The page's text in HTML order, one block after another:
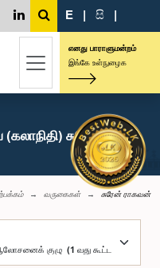
E | සි |
எனது பாராளுமன்றம்
இங்கே உள்நுழைக
சுரேன்
வருகைகள் சுரேன் ராகவன்